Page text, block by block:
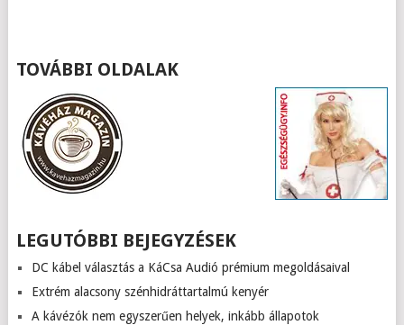
TOVÁBBI OLDALAK
LEGUTÓBBI BEJEGYZÉSEK
DC kábel választás a KáCsa Audió prémium megoldásaival
Extrém alacsony szénhidráttartalmú kenyér
A kávézók nem egyszerűen helyek, inkább állapotok